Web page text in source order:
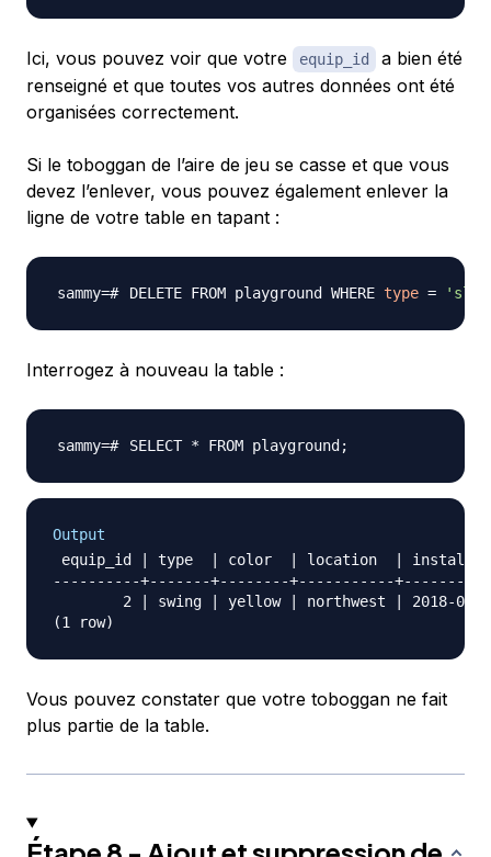
Ici, vous pouvez voir que votre equip_id
a bien été
renseigné et que toutes vos autres données ont été
organisées correctement.
Si le toboggan de l’aire de jeu se casse et que vous
devez l’enlever, vous pouvez également enlever la
ligne de votre table en tapant :
DELETE FROM playground WHERE type =
Interrogez à nouveau la table :
SELECT * FROM playground ;
Output
equip_id | type  | color  | location  |
----------+-------+--------+-----------
2 | swing | yellow | northwest | 2018-08-
Vous pouvez constater que votre toboggan ne fait
plus partie de la table.